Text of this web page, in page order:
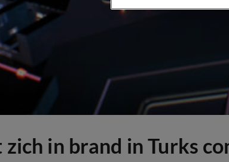
in brand in Turks